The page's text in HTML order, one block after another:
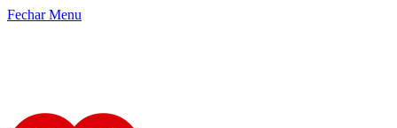
Fechar Menu